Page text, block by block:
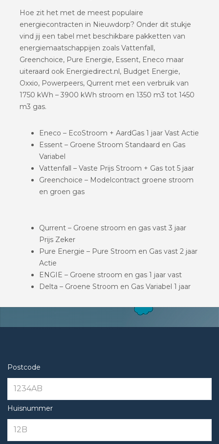
Hoe zit het met de meest populaire
energiecontracten in Nieuwdorp? Onder dit stukje
vind jij een tabel met beschikbare pakketten van
energiemaatschappijen zoals Vattenfall,
Greenchoice, Pure Energie, Essent, Eneco maar
uiteraard ook Energiedirect.nl, Budget Energie,
Oxxio, Powerpeers, Qurrent met een verbruik van
1750 kWh – 3900 kWh stroom en 1350 m3 tot 1450
m3 gas.
Eneco – EcoStroom + AardGas 1 jaar Vast Actie
Essent – Groene Stroom Standaard en Gas
Variabel
Vattenfall – Vaste Prijs Stroom + Gas tot 5 jaar
Greenchoice – Modelcontract groene stroom
en groen gas
Qurrent – Groene stroom en gas vast 3 jaar
Prijs Zeker
Pure Energie – Pure Stroom en Gas vast 2 jaar
Actie
ENGIE – Groene stroom en gas 1 jaar vast
Delta – Groene Stroom en Gas Variabel 1 jaar
Postcode
Huisnummer